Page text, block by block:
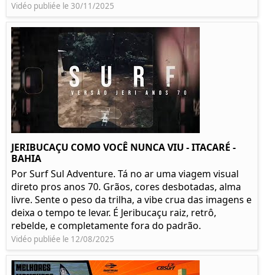
Vidéo publiée le 30/11/2025
JERIBUCAÇU COMO VOCÊ NUNCA VIU - ITACARÉ -
BAHIA
Por Surf Sul Adventure. Tá no ar uma viagem visual
direto pros anos 70. Grãos, cores desbotadas, alma
livre. Sente o peso da trilha, a vibe crua das imagens e
deixa o tempo te levar. É Jeribucaçu raiz, retrô,
rebelde, e completamente fora do padrão.
Vidéo publiée le 12/08/2025